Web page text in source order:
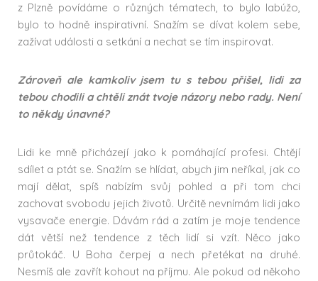
z Plzně povídáme o různých tématech, to bylo labúžo,
bylo to hodně inspirativní. Snažím se dívat kolem sebe,
zažívat události a setkání a nechat se tím inspirovat.
Zároveň ale kamkoliv jsem tu s tebou přišel, lidi za
tebou chodili a chtěli znát tvoje názory nebo rady. Není
to někdy únavné?
Lidi ke mně přicházejí jako k pomáhající profesi. Chtějí
sdílet a ptát se. Snažím se hlídat, abych jim neříkal, jak co
mají dělat, spíš nabízím svůj pohled a při tom chci
zachovat svobodu jejich životů. Určitě nevnímám lidi jako
vysavače energie. Dávám rád a zatím je moje tendence
dát větší než tendence z těch lidí si vzít. Něco jako
průtokáč. U Boha čerpej a nech přetékat na druhé.
Nesmíš ale zavřít kohout na příjmu. Ale pokud od někoho